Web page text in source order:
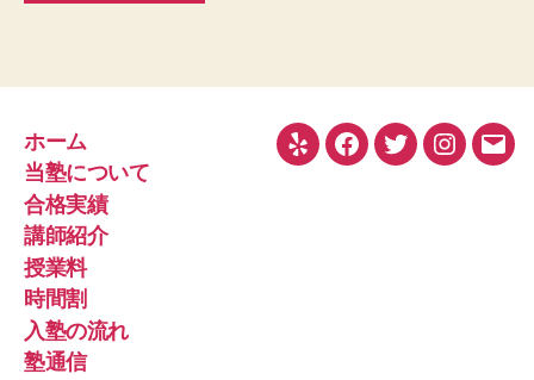
ホーム
当塾について
合格実績
講師紹介
授業料
時間割
入塾の流れ
塾通信
Yelp Facebook
Twitter
メ